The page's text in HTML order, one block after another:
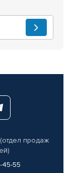
продаж
55